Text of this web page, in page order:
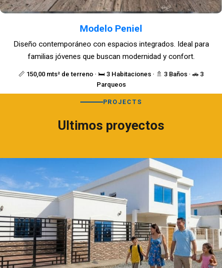
Modelo Peniel
📏 150,00 mts² de terreno · 🛏️ 3 Habitaciones · 🚿 3 Baños · 🚗 3
Parqueos
Diseño contemporáneo con espacios integrados. Ideal para
familias jóvenes que buscan modernidad y confort.
PROJECTS
Ultimos proyectos